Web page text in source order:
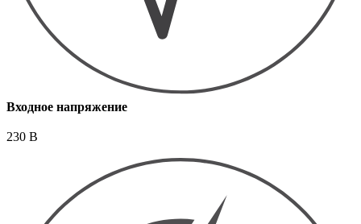
Входное напряжение
230 В